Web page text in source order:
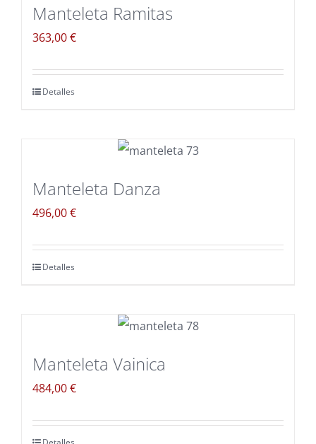
Manteleta Ramitas
363,00€
Detalles
Manteleta Danza
496,00€
Detalles
Manteleta Vainica
484,00€